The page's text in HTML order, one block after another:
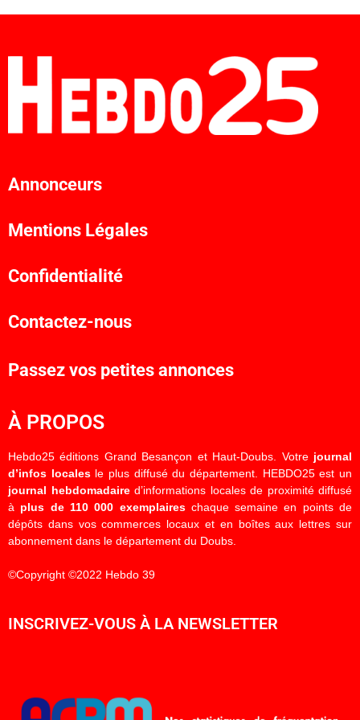
Annonceurs
Mentions Légales
Confidentialité
Contactez-nous
Passez vos petites annonces
À PROPOS
Hebdo25 éditions Grand Besançon et Haut-Doubs. Votre journal
d’infos localesle plus diffusé du département. HEBDO25 est un
journal hebdomadaired’informations locales de proximité diffusé
à plus de 110 000 exemplaireschaque semaine en points de
dépôts dans vos commerces locaux et en boîtes aux lettres sur
abonnement dans le département du Doubs.
©Copyright ©2022 Hebdo 39
INSCRIVEZ-VOUS À LA NEWSLETTER